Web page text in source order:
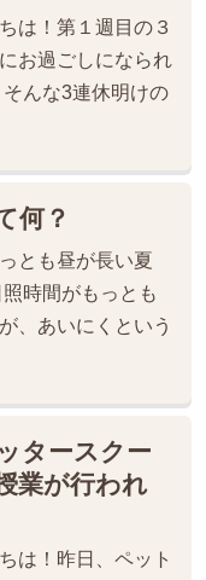
は！第１週目の３
お過ごしになられ
んな3連休明けの
何？
とも昼が長い夏
時間がもっとも
、あいにくという
タースクー
業が行われ
は！昨日、ペット